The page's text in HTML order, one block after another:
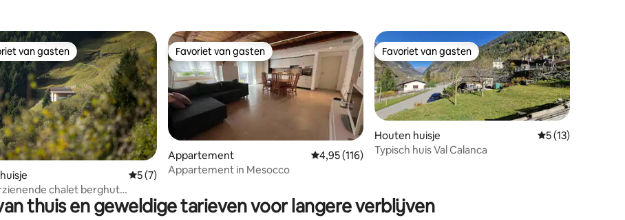
van 4,87 op 5, 114 recensies
van gasten
van gasten
Gemiddelde beoordeling van 5 op 5, 7 recensies
5 (7)
chalet berghut
Favoriet van gasten
Favoriet van gasten
Appartement Gemiddelde beoordeling van 4,95 op 5, 116 recensies
4,95 (116)
Appartement in Mesocco
Favoriet van gasten
Favoriet van gasten
Houten huisje Gemiddelde
5 (13)
Typisch huis Val Calanca
thuis en geweldige tarieven voor langere verblijven